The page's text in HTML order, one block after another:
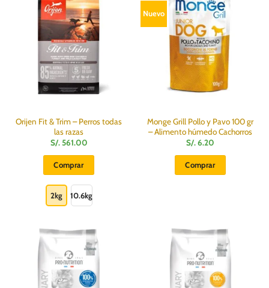
Las
opciones
se
pueden
elegir
en
página
producto
Orijen Fit & Trim – Perros todas
las razas
S/.561.00
Comprar
producto
tiene
variantes.
opciones
se
pueden
2kg 10.6kg
Nuevo
Monge Grill Pollo y Pavo 100 gr
– Alimento húmedo Cachorros
S/.6.20
Comprar